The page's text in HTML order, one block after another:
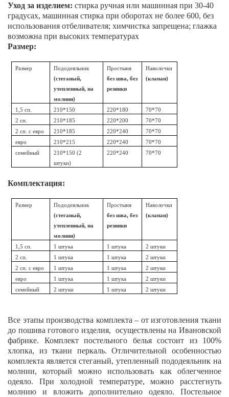
Уход за изделием: стирка ручная или машинная при 30-40
градусах, машинная стирка при оборотах не более 600, без
использования отбеливателя; химчистка запрещена; глажка
возможна при высоких температурах
Размер:
Размер
Пододеяльник
(стеганый,
утепленный, на
молнии)
Простыня
без шва, без
резинки
Наволочки
(клапан)
1,5 сп. 210*150 220*180
70*70
2 сп.
210*185 220*200
70*70
2 сп. с евро
210*185 220*240
70*70
евро
210*215 220*240
70*70
семейный
210*150 (2
штуки)
220*240 70*70
Комплектация:
Размер
Пододеяльник
(стеганый,
утепленный, на
молнии)
Простыня
без шва, без
резинки
Наволочки
(клапан)
1,5 сп. 1 штука 1 штука
2 штуки
2 сп.
1 штука 1 штука
2 штуки
2 сп. с евро
1 штука 1 штука
2 штуки
евро
1 штука 1 штука
2 штуки
семейный
2 штуки 1 штука 2 штуки
Все этапы производства комплекта – от изготовления ткани
до пошива готового изделия, осуществлены на Ивановской
фабрике. Комплект постельного белья состоит из 100%
хлопка, из ткани перкаль. Отличительной особенностью
комплекта является стеганый, утепленный пододеяльник на
молнии, который можно использовать как облегченное
одеяло. При холодной температуре, можно расстегнуть
молнию и вложить дополнительно одеяло. Постельное